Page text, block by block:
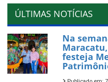
ÚLTIMAS NOTÍCIAS
Na
festeja